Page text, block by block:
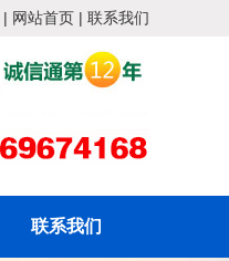
| 网站首页 | 联系我们
联系我们